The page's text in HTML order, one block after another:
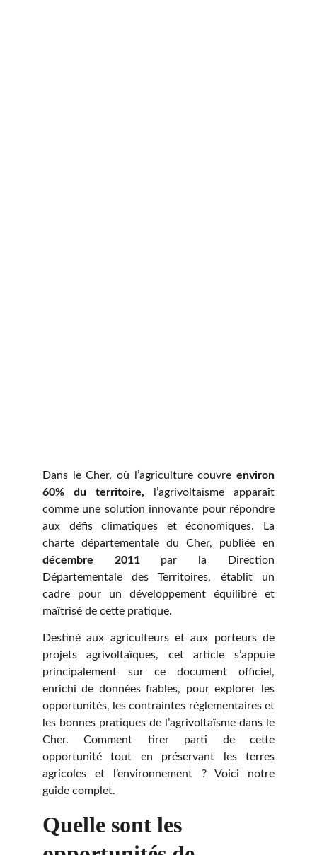
Dans le Cher, où l’agriculture couvre environ
60% du territoire, l’agrivoltaïsme apparaît
comme une solution innovante pour répondre
aux défis climatiques et économiques. La
charte départementale du Cher, publiée en
décembre 2011par la Direction
Départementale des Territoires, établit un
cadre pour un développement équilibré et
maîtrisé de cette pratique.
Destiné aux agriculteurs et aux porteurs de
projets agrivoltaïques, cet article s’appuie
principalement sur ce document officiel,
enrichi de données fiables, pour explorer les
opportunités, les contraintes réglementaires et
les bonnes pratiques de l’agrivoltaïsme dans le
Cher. Comment tirer parti de cette
opportunité tout en préservant les terres
agricoles et l’environnement ? Voici notre
guide complet.
Quelle sont les